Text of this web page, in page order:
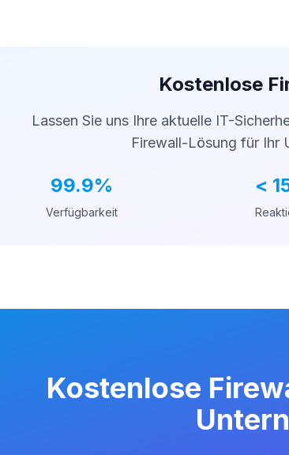
Kostenlose
Lassen Sie uns Ihre aktuelle IT-
Firewall-Lösung für Ihr
99.9%
Verfügbarkeit
<
Kostenlose